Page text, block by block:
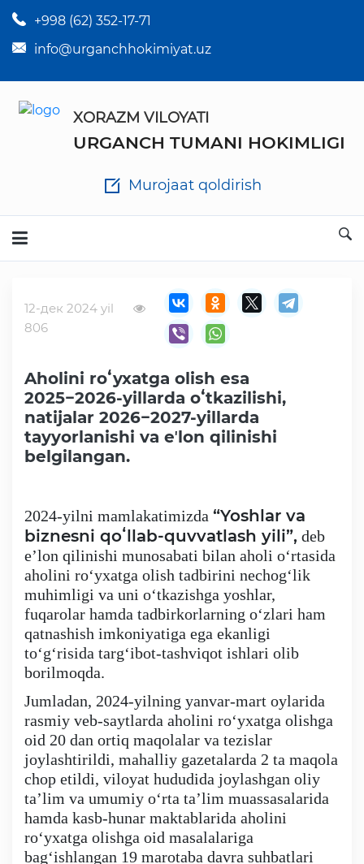
+998 (62) 352-17-71
info@urganchhokimiyat.uz
XORAZM VILOYATI
URGANCH TUMANI HOKIMLIGI
Murojaat qoldirish
Tuman hokim qarorlari
Tuman hokimi farmoyishlari
Tuman hokimligi ish yuritish yo'riqnomasi
Analitik hisobot va tahlillar
Faoliyat
Media
Statistik va tahliliy axborotlar
Davlat dasturi ijrosi
Sayyor qabullar
Aholi bandligini ta'minlash
Rasmiy munosabat
Deputatlar faoliyati
Korrupsiyaga qarshi kurash
12-дек 2024 yil
806
Aholini roʻyxatga olish esa
2025−2026-yillarda oʻtkazilishi,
natijalar 2026−2027-yillarda
tayyorlanishi va eʼlon qilinishi
belgilangan.
2024-yilni mamlakatimizda “Yoshlar va
biznesni qoʻllab-quvvatlash yili”, deb
eʼlon qilinishi munosabati bilan aholi oʻrtasida
aholini roʻyxatga olish tadbirini nechogʻlik
muhimligi va uni oʻtkazishga yoshlar,
fuqarolar hamda tadbirkorlarning oʻzlari ham
qatnashish imkoniyatiga ega ekanligi
toʻgʻrisida targʻibot-tashviqot ishlari olib
borilmoqda.
Jumladan, 2024-yilning yanvar-mart oylarida
rasmiy veb-saytlarda aholini roʻyxatga olishga
oid 20 dan ortiq maqolalar va tezislar
joylashtirildi, mahalliy gazetalarda 2 ta maqola
chop etildi, viloyat hududida joylashgan oliy
taʼlim va umumiy oʻrta taʼlim muassasalarida
hamda kasb-hunar maktablarida aholini
roʻyxatga olishga oid masalalariga
bagʻishlangan 19 marotaba davra suhbatlari